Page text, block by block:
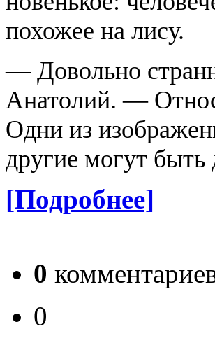
похожее на лису.
— Довольно
Анатолий. —
Одни из
другие могут
[Подробнее]
0
0